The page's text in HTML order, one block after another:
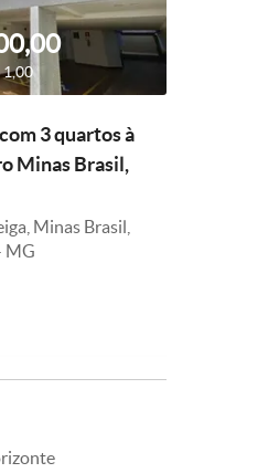
3 quartos à
Minas Brasil,
Minas Brasil,
MG